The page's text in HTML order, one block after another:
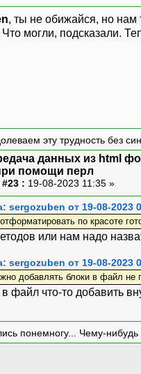
, ты не обижайся, но нам
Что могли, подсказали.
эту трудность без
данных из html
помощи перл
: 19-08-2023 11:35 »
sergozuben от 19-08-2023
по красоте
или нам надо
sergozuben от 19-08-2023
добавлять блоки в файл не
файл что-то добавить
понемногу... Чему-нибудь